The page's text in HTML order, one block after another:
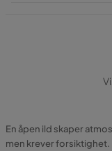
En åpen ild skaper
men krever forsiktighet.